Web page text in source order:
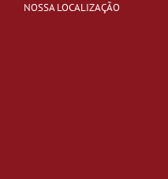
NOSSA LOCALIZAÇÃO